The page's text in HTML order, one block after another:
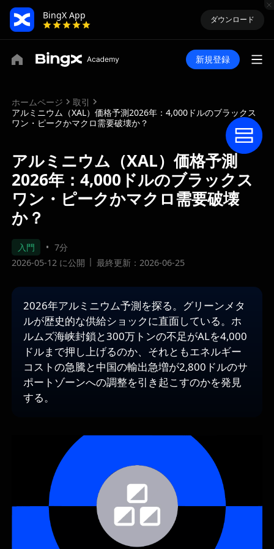
BingX App
ダウンロード
新規登録
ホームページ
取引
アルミニウム（XAL）価格予測2026年：4,000ドルのブラックス
ワン・ピークかマクロ需要破壊か？
アルミニウム（XAL）価格予測
2026年：4,000ドルのブラックス
ワン・ピークかマクロ需要破壊
か？
入門
7分
2026-05-12 に公開
最終更新：2026-06-25
2026年アルミニウム予測を探る。グリーンメタ
ルが歴史的な供給ショックに直面している。ホ
ルムズ海峡封鎖と300万トンの不足がALを4,000
ドルまで押し上げるのか、それともエネルギー
コストの急騰と中国の輸出急増が2,800ドルのサ
ポートゾーンへの調整を引き起こすのかを発見
する。